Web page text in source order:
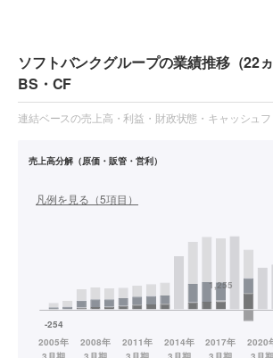
ソフトバンクグループの業績推移（22
BS・CF
連結ベースの売上高・利益・財政状態・キャッシュ
売上高分解（原価・販管・営利）
凡例を見る（5項目）